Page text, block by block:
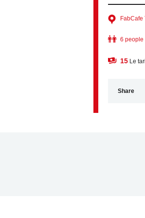
FabCafe
6 people
15 Le
Share